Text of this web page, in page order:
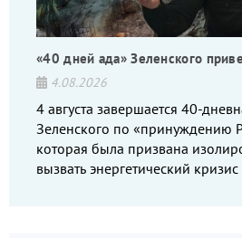
«40 дней ада» Зеленского
4.08.2026
4 августа завершается 40-
Зеленского по «принуждению
которая была призвана
вызвать энергетический